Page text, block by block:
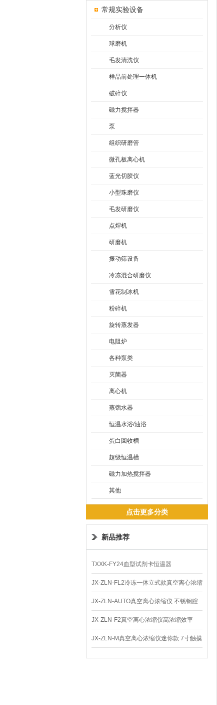
常规实验设备
分析仪
球磨机
毛发清洗仪
样品前处理一体机
破碎仪
磁力搅拌器
泵
组织研磨管
微孔板离心机
蓝光切胶仪
小型珠磨仪
毛发研磨仪
点焊机
研磨机
振动筛设备
冷冻混合研磨仪
雪花制冰机
粉碎机
旋转蒸发器
电阻炉
各种泵类
灭菌器
离心机
蒸馏水器
恒温水浴/油浴
蛋白回收槽
超级恒温槽
磁力加热搅拌器
其他
点击更多分类
新品推荐
TXXK-FY24血型试剂卡恒温器
JX-ZLN-FL2冷冻一体立式款真空离心浓缩
仪 低温功能
JX-ZLN-AUTO真空离心浓缩仪 不锈钢腔
体
JX-ZLN-F2真空离心浓缩仪高浓缩效率
JX-ZLN-M真空离心浓缩仪迷你款 7寸触摸
屏